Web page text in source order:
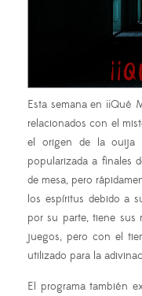
Esta semana en ¡¡Qué
relacionados con el
el origen de la ouija
popularizada a finales
de mesa, pero
los espíritus debido a
por su parte, tiene sus
juegos, pero con el
utilizado para la
El programa también